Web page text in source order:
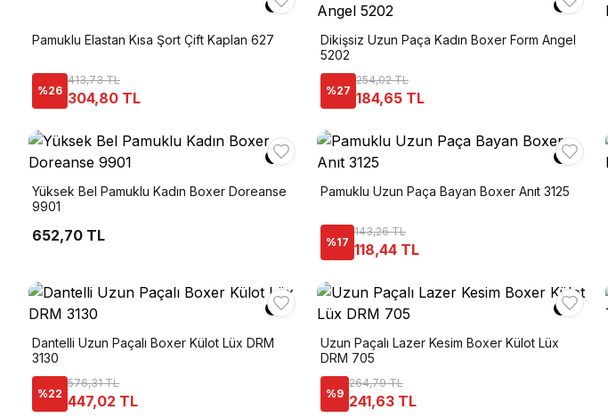
Pamuklu Elastan Kısa Şort Çift Kaplan 627
%26
413,73 TL
304,80 TL
Dikişsiz Uzun Paça Kadın Boxer Form Angel
5202
%27
254,02 TL
184,65 TL
Yüksek Bel Pamuklu Kadın Boxer Doreanse
9901
652,70 TL
Pamuklu Uzun Paça Bayan Boxer Anıt 3125
%17
143,26 TL
118,44 TL
Dantelli Uzun Paçalı Boxer Külot Lüx DRM
3130
%22
576,31 TL
447,02 TL
Uzun Paçalı Lazer Kesim Boxer Külot Lüx
DRM 705
%9
264,79 TL
241,63 TL